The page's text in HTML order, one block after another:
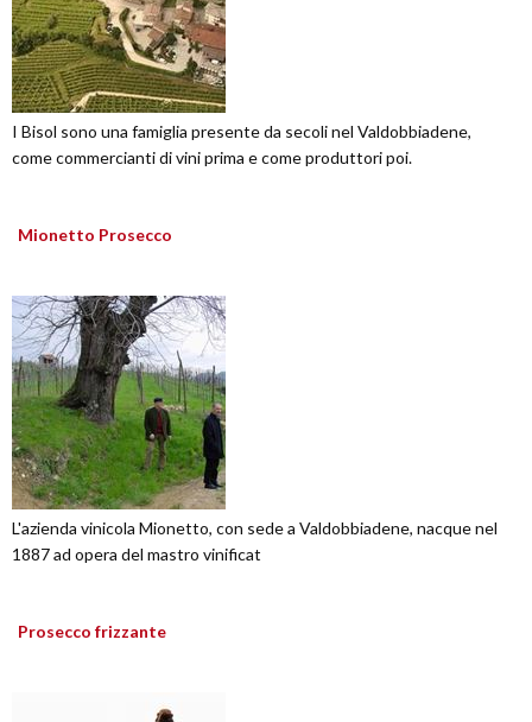
I Bisol sono una famiglia presente da secoli nel Valdobbiadene,
come commercianti di vini prima e come produttori poi.
Mionetto Prosecco
L'azienda vinicola Mionetto, con sede a Valdobbiadene, nacque nel
1887 ad opera del mastro vinificat
Prosecco frizzante